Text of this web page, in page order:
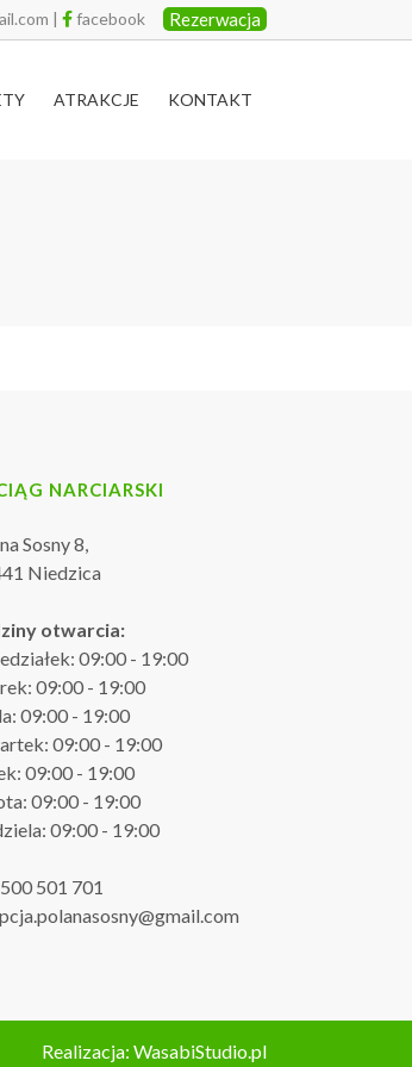
| facebook Rezerwacja
ATRAKCJE KONTAKT
NARCIARSKI
Sosny 8,
Niedzica
otwarcia:
09:00 - 19:00
09:00 - 19:00
09:00 - 19:00
09:00 - 19:00
09:00 - 19:00
09:00 - 19:00
09:00 - 19:00
501 701
Realizacja: WasabiStudio.pl